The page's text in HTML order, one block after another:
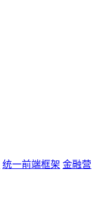
统一前端框架 金融营